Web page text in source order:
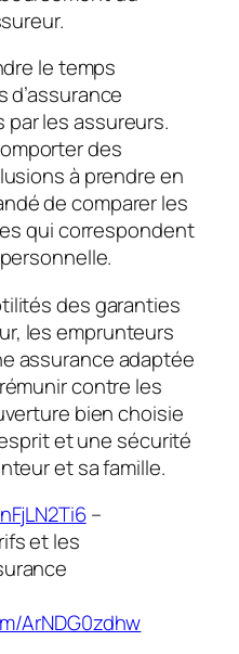
le temps
d’assurance
les assureurs.
des
à prendre en
de comparer les
qui correspondent
des garanties
les emprunteurs
assurance adaptée
contre les
bien choisie
et une sécurité
et sa famille.
–
et les
ArNDG0zdhw